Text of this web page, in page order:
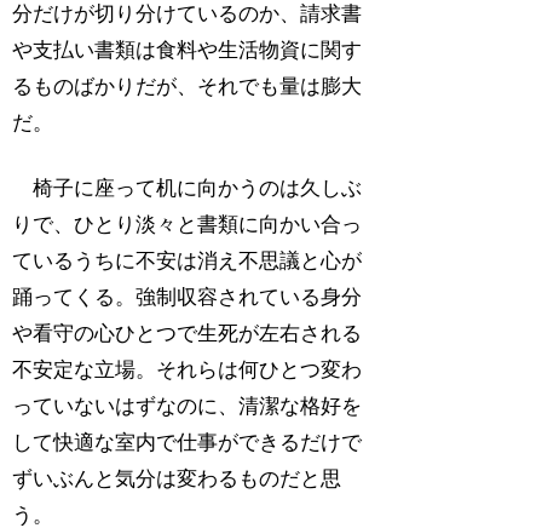
分だけが切り分けているのか、請求書
や支払い書類は食料や生活物資に関す
るものばかりだが、それでも量は膨大
だ。
椅子に座って机に向かうのは久しぶ
りで、ひとり淡々と書類に向かい合っ
ているうちに不安は消え不思議と心が
踊ってくる。強制収容されている身分
や看守の心ひとつで生死が左右される
不安定な立場。それらは何ひとつ変わ
っていないはずなのに、清潔な格好を
して快適な室内で仕事ができるだけで
ずいぶんと気分は変わるものだと思
う。